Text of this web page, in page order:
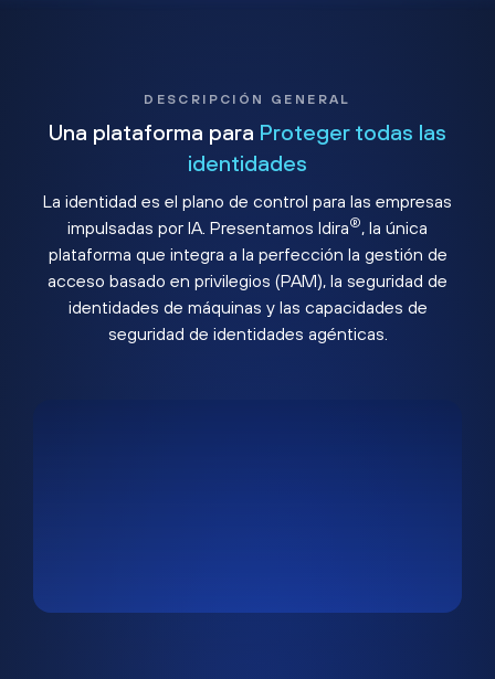
DESCRIPCIÓN GENERAL
Una plataforma para Proteger todas las
identidades
La identidad es el plano de control para las empresas
impulsadas por IA. Presentamos Idira®, la única
plataforma que integra a la perfección la gestión de
acceso basado en privilegios (PAM), la seguridad de
identidades de máquinas y las capacidades de
seguridad de identidades agénticas.